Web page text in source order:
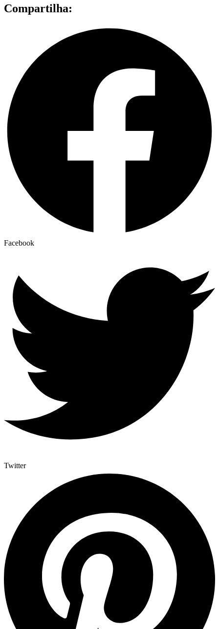
Compartilha:
Facebook
Twitter